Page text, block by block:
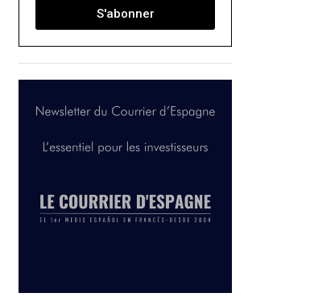
S'abonner